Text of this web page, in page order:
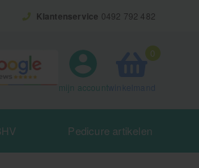
Klantenservice 0492 792 482
0
mijn account
Pedicure artikelen